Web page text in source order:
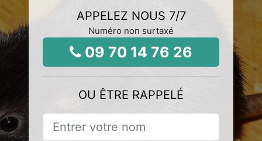
APPELEZ NOUS 7/7
Numéro non surtaxé
09 70 14 76 26
OU ÊTRE RAPPELÉ